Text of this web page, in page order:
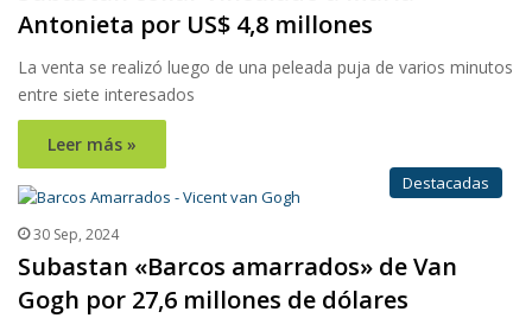
Antonieta por US$ 4,8 millones
La venta se realizó luego de una peleada puja de varios minutos
entre siete interesados
Leer más »
Destacadas
30 Sep, 2024
Subastan «Barcos amarrados» de Van
Gogh por 27,6 millones de dólares